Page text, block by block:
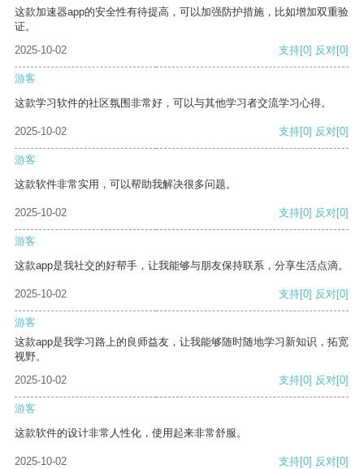
这款加速器app的安全性有待提高，可以加强防护措施，比如增加双重验
证。
2025-10-02
支持[0] 反对[0]
游客
这款学习软件的社区氛围非常好，可以与其他学习者交流学习心得。
2025-10-02 支持[0] 反对[0]
游客
这款软件非常实用，可以帮助我解决很多问题。
2025-10-02 支持[0] 反对[0]
游客
这款app是我社交的好帮手，让我能够与朋友保持联系，分享生活点滴。
2025-10-02 支持[0] 反对[0]
游客
这款app是我学习路上的良师益友，让我能够随时随地学习新知识，拓宽
视野。
2025-10-02
支持[0] 反对[0]
游客
这款软件的设计非常人性化，使用起来非常舒服。
2025-10-02 支持[0] 反对[0]